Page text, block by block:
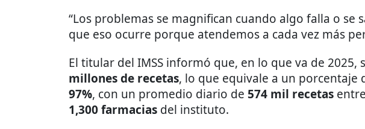
“Los problemas se magnifican cuando algo falla o se
que eso ocurre porque atendemos a cada vez más
El titular del IMSS informó que, en lo que va de 2025,
millones de recetas, lo que equivale a un porcentaje
97%, con un promedio diario de 574 mil recetas
1,300 farmacias del instituto.